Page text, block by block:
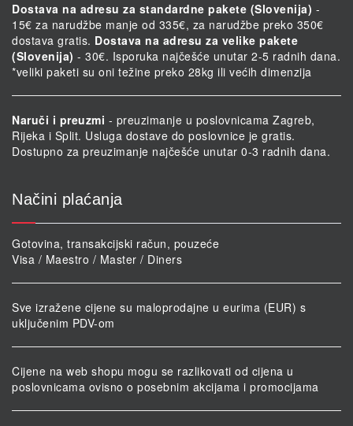
Dostava na adresu za standardne pakete (Slovenija) -
15€ za narudžbe manje od 335€, za narudžbe preko 350€
dostava gratis. Dostava na adresu za velike pakete
(Slovenija) - 30€. Isporuka najčešće unutar 2-5 radnih dana.
*veliki paketi su oni težine preko 28kg ili većih dimenzija
Naruči i preuzmi - preuzimanje u poslovnicama Zagreb,
Rijeka i Split. Usluga dostave do poslovnice je gratis.
Dostupno za preuzimanje najčešće unutar 0-3 radnih dana.
Načini plaćanja
Gotovina, transakcijski račun, pouzeće
Visa / Maestro / Master / Diners
Sve izražene cijene su maloprodajne u eurima (EUR) s
uključenim PDV-om
Cijene na web shopu mogu se razlikovati od cijena u
poslovnicama ovisno o posebnim akcijama i promocijama